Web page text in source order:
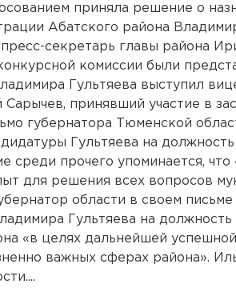
приняла решение о
Абатского района
секретарь главы района
комиссии были
Гультяева выступил
Сарычев, принявший участие в
губернатора Тюменской
Гультяева на
среди прочего упоминается, что
для решения всех вопросов
области в своем
Гультяева на
«в целях дальнейшей
важных сферах района».